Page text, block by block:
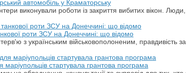
автомобіль у Краматорську
виконували роботи із закриття вибитих вікон.
роти ЗСУ на Донеччині: що відомо
з українським військовополоненим, правдивість
стартувала грантова програма